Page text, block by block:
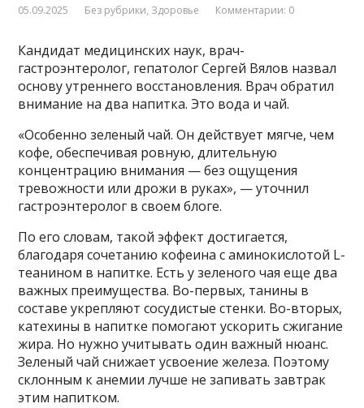
05.09.2025 Без рубрики, Здоровье Комментарии: 0
Кандидат медицинских наук, врач-
гастроэнтеролог, гепатолог Сергей Вялов назвал
основу утреннего восстановления. Врач обратил
внимание на два напитка. Это вода и чай.
«Особенно зеленый чай. Он действует мягче, чем
кофе, обеспечивая ровную, длительную
концентрацию внимания — без ощущения
тревожности или дрожи в руках», — уточнил
гастроэнтеролог в своем блоге.
По его словам, такой эффект достигается,
благодаря сочетанию кофеина с аминокислотой L-
теанином в напитке. Есть у зеленого чая еще два
важных преимущества. Во-первых, танины в
составе укрепляют сосудистые стенки. Во-вторых,
катехины в напитке помогают ускорить сжигание
жира. Но нужно учитывать один важный нюанс.
Зеленый чай снижает усвоение железа. Поэтому
склонным к анемии лучше не запивать завтрак
этим напитком.